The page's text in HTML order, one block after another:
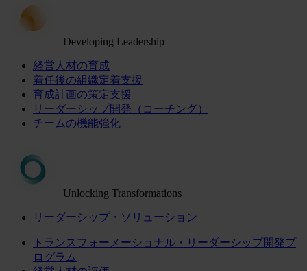
Developing Leadership
経営人材の育成
着任後の組織定着支援
育成計画の策定支援
リーダーシップ開発（コーチング）
チームの機能強化
Unlocking Transformations
リーダーシップ・ソリューション
トランスフォーメーショナル・リーダーシップ開発プ
ログラム